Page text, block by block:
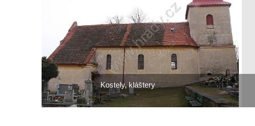
Kostely, kláštery